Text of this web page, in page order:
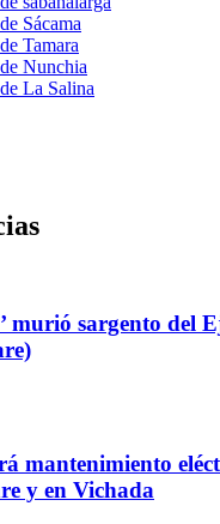
Sácama
Tamara
Nunchia
La Salina
murió sargento del
mantenimiento
y en Vichada